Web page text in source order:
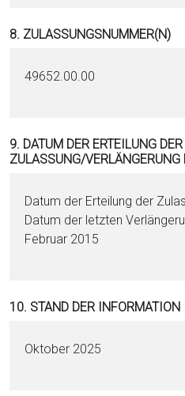
8. ZULASSUNGSNUMMER(N)
49652.00.00
9. DATUM DER ERTEILUNG DER
ZULASSUNG/VERLÄNGERUNG
Datum der Erteilung der
Datum der letzten
Februar 2015
10. STAND DER INFORMATION
Oktober 2025